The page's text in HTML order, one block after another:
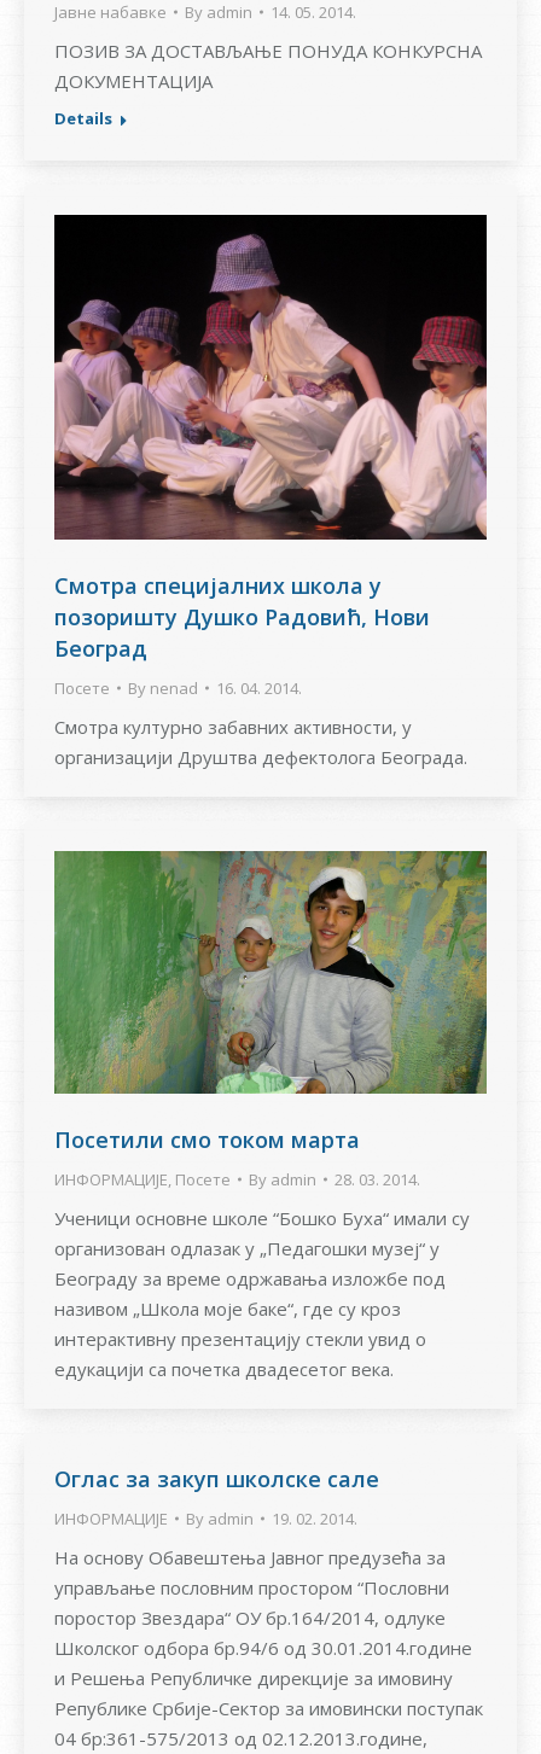
Јавне набавке By admin 14. 05. 2014.
ПОЗИВ ЗА ДОСТАВЉАЊЕ ПОНУДА КОНКУРСНА
ДОКУМЕНТАЦИЈА
Details
Смотра специјалних школа у
позоришту Душко Радовић, Нови
Београд
Посете By nenad 16. 04. 2014.
Смотра културно забавних активности, у
организацији Друштва дефектолога Београда.
Посетили смо током марта
ИНФОРМАЦИЈЕ, Посете By admin 28. 03. 2014.
Ученици основне школе “Бошко Буха“ имали су
организован одлазак у „Педагошки музеј“ у
Београду за време одржавања изложбе под
називом „Школа моје баке“, где су кроз
интерактивну презентацију стекли увид о
едукацији са почетка двадесетог века.
Оглас за закуп школске сале
ИНФОРМАЦИЈЕ By admin 19. 02. 2014.
На основу Обавештења Јавног предузећа за
управљање пословним простором “Пословни
поростор Звездара“ ОУ бр.164/2014, одлуке
Школског одбора бр.94/6 од 30.01.2014.године
и Решења Републичке дирекције за имовину
Републике Србије-Сектор за имовински поступак
04 бр:361-575/2013 од 02.12.2013.године,